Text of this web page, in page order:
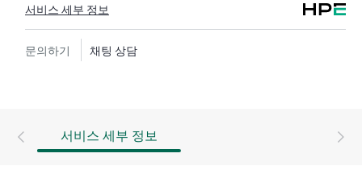
서비스 세부 정보
문의하기 채팅 상담
서비스 세부 정보